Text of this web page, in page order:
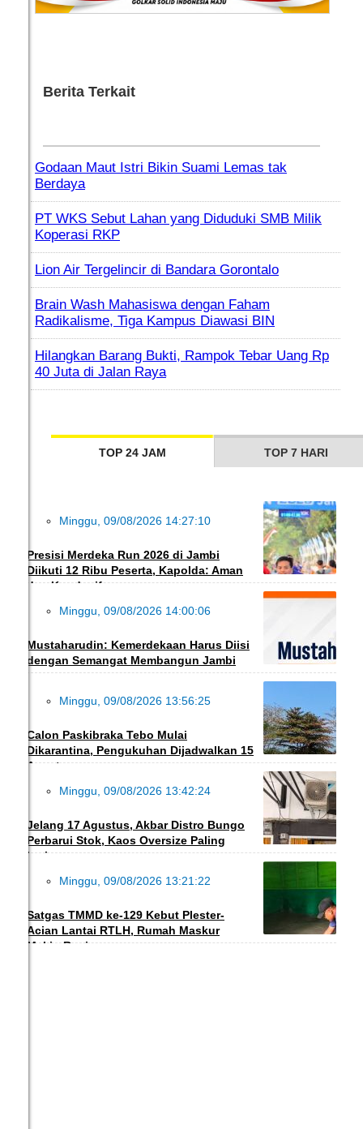
Berita Terkait
Godaan Maut Istri Bikin Suami Lemas tak
Berdaya
PT WKS Sebut Lahan yang Diduduki SMB Milik
Koperasi RKP
Lion Air Tergelincir di Bandara Gorontalo
Brain Wash Mahasiswa dengan Faham
Radikalisme, Tiga Kampus Diawasi BIN
Hilangkan Barang Bukti, Rampok Tebar Uang Rp
40 Juta di Jalan Raya
TOP 24 JAM TOP 7 HARI
HUKRIM
Minggu, 09/08/2026 14:27:10
Presisi Merdeka Run 2026 di Jambi
Diikuti 12 Ribu Peserta, Kapolda: Aman
dan Kondusif
POLITIK
Minggu, 09/08/2026 14:00:06
Mustaharudin: Kemerdekaan Harus Diisi
dengan Semangat Membangun Jambi
DAERAH
Minggu, 09/08/2026 13:56:25
Calon Paskibraka Tebo Mulai
Dikarantina, Pengukuhan Dijadwalkan 15
Agustus
EKBIS
Minggu, 09/08/2026 13:42:24
Jelang 17 Agustus, Akbar Distro Bungo
Perbarui Stok, Kaos Oversize Paling
Laris
INFO DESA
Minggu, 09/08/2026 13:21:22
Satgas TMMD ke-129 Kebut Plester-
Acian Lantai RTLH, Rumah Maskur
Makin Rapi